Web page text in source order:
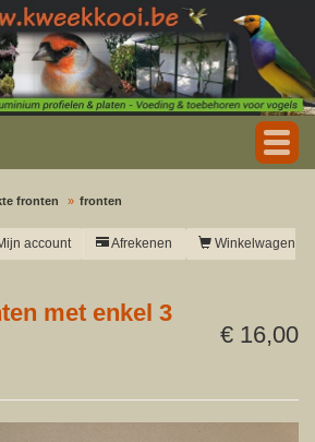
fronten fronten
Winkelwagen
Afrekenen
account
€ 16,00
met enkel 3